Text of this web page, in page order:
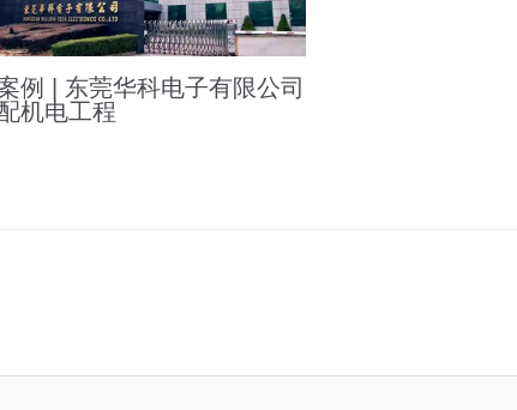
例 | 东莞华科电子有限公司
机电工程